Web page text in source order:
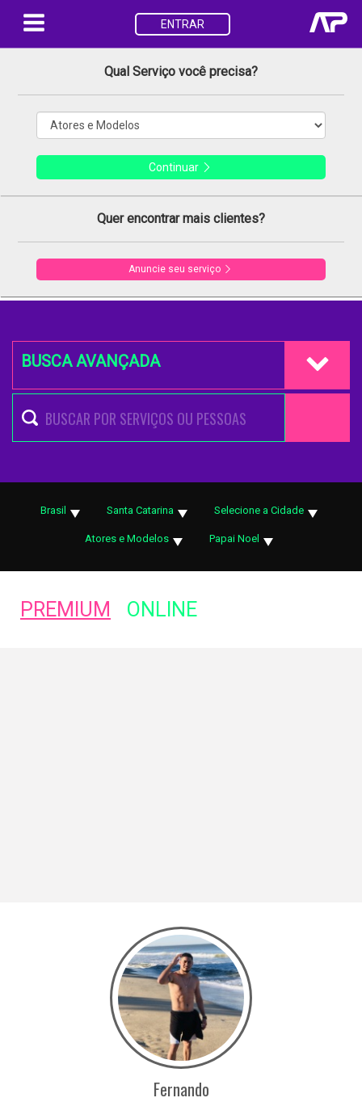
ENTRAR
Qual Serviço você precisa?
Continuar
Quer encontrar mais clientes?
Anuncie seu serviço
BUSCA AVANÇADA
Brasil Santa Catarina Selecione a Cidade
Atores e Modelos Papai Noel
PREMIUM ONLINE
Fernando